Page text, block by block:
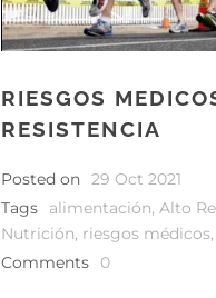
RIESGOS
RESISTENCIA
Posted on 29 Oct 2021
Tags
alimentación, Alto
Nutrición, riesgos médicos,
Comments
0